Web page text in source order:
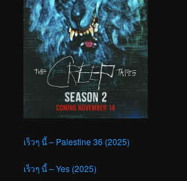
เร็วๆ นี้ – Palestine 36 (2025)
เร็วๆ นี้ – Yes (2025)